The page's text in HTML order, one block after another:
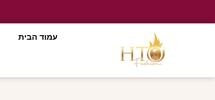
עמוד הבית